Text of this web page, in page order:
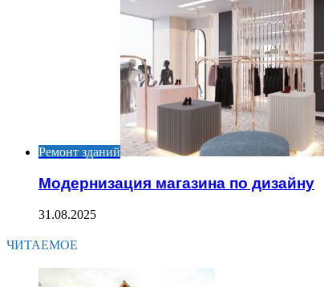
Ремонт зданий
Модернизация магазина по дизайну
31.08.2025
ЧИТАЕМОЕ